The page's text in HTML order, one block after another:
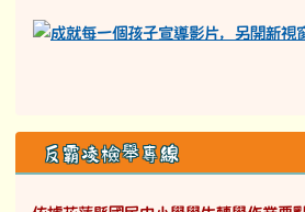
反霸凌檢舉專線